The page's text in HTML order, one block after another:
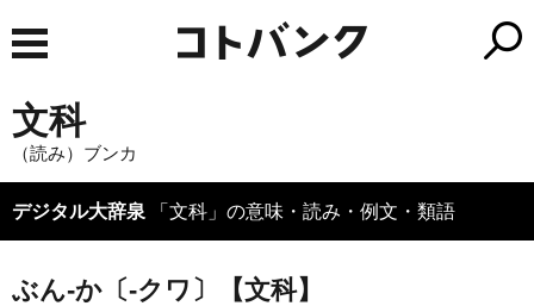
文科
（読み）ブンカ
デジタル大辞泉 「文科」の意味・読み・例文・類語
ぶん‐か〔‐クワ〕【文科】